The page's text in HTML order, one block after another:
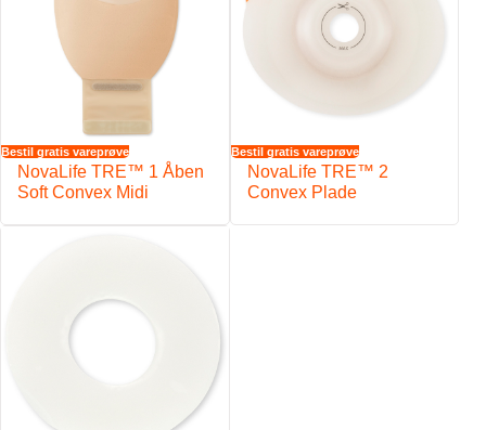
Bestil gratis vareprøve
NovaLife TRE™ 1 Åben
Soft Convex Midi
Bestil gratis vareprøve
NovaLife TRE™ 2
Convex Plade